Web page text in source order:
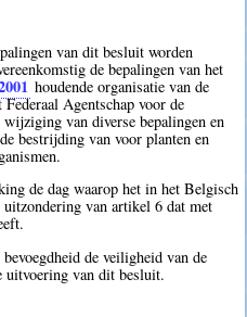
van dit besluit worden
de bepalingen van het
houdende organisatie van de
Agentschap voor de
van diverse bepalingen en
bestrijding van voor planten en
de dag waarop het in het Belgisch
uitzondering van artikel 6 dat met
de veiligheid van de
uitvoering van dit besluit.